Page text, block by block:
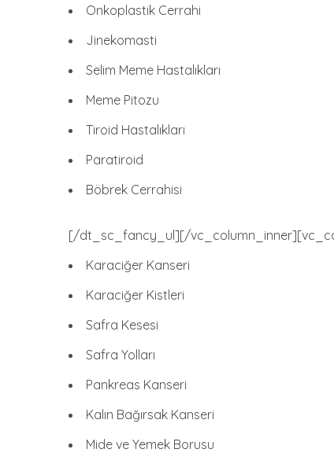
Onkoplastik Cerrahi
Jinekomasti
Selim Meme Hastalıkları
Meme Pitozu
Tiroid Hastalıkları
Paratiroid
Böbrek Cerrahisi
[/dt_sc_fancy_ul][/
Karaciğer Kanseri
Karaciğer Kistleri
Safra Kesesi
Safra Yolları
Pankreas Kanseri
Kalın Bağırsak Kanseri
Mide ve Yemek Borusu